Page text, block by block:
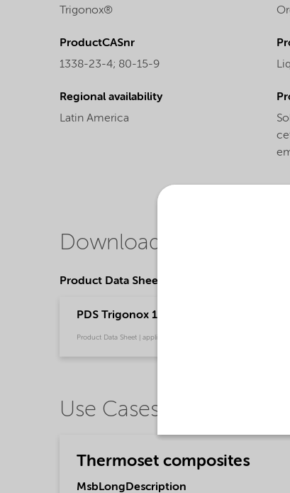
Trigonox®
ProductCASnr
1338-23-4; 80-15-9
Regional availability
Latin America
Downloads
Product Data Sheets
PDS Trigonox 178 BR Thermoset
Product Data Sheet | application/pdf (226,2 KB) | Portuguese (Brazil)
Use Cases
Thermoset composites
MsbLongDescription